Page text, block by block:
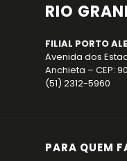
RIO
FILIAL PORTO
Avenida dos
Anchieta – CEP:
(51) 2312-5960
PARA QUEM